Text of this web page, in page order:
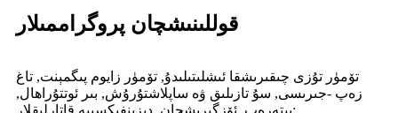
قوللىنىشچان پروگراممىلار
تۆمۈر تۇزى چىقىرىشقا ئىشلىتىلىدۇ, تۆمۈر زايوم پىگمېنت, تاغ
زەپ -جىرىسى, سۇ تازىلىق ۋە ساپلاشتۇرۇش, بىر ئوتتۇراھال,
بىتەرەپ, ئۆزگىرىشچان, دېزىنفېكسىيە قاتارلىقلار;